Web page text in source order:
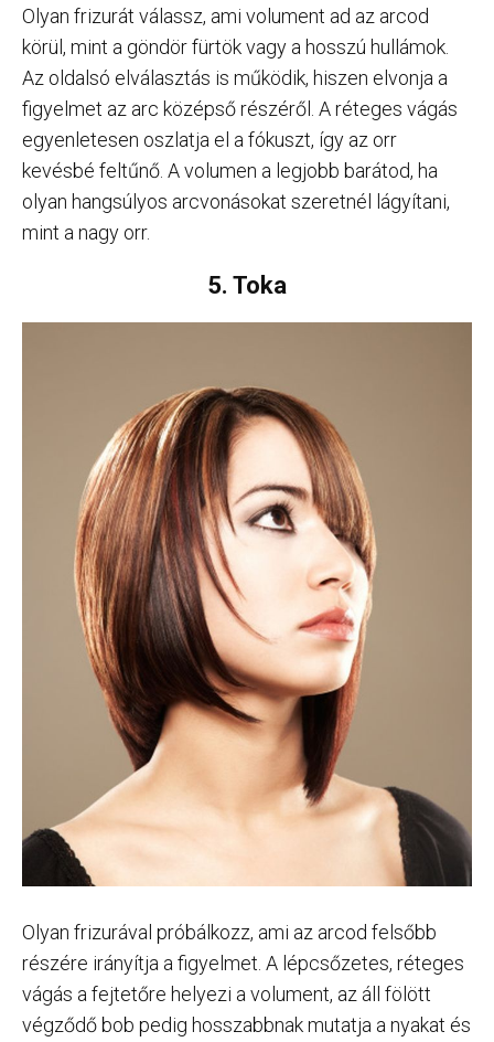
Olyan frizurát válassz, ami volument ad az arcod
körül, mint a göndör fürtök vagy a hosszú hullámok.
Az oldalsó elválasztás is működik, hiszen elvonja a
figyelmet az arc középső részéről. A réteges vágás
egyenletesen oszlatja el a fókuszt, így az orr
kevésbé feltűnő. A volumen a legjobb barátod, ha
olyan hangsúlyos arcvonásokat szeretnél lágyítani,
mint a nagy orr.
5. Toka
Olyan frizurával próbálkozz, ami az arcod felsőbb
részére irányítja a figyelmet. A lépcsőzetes, réteges
vágás a fejtetőre helyezi a volument, az áll fölött
végződő bob pedig hosszabbnak mutatja a nyakat és